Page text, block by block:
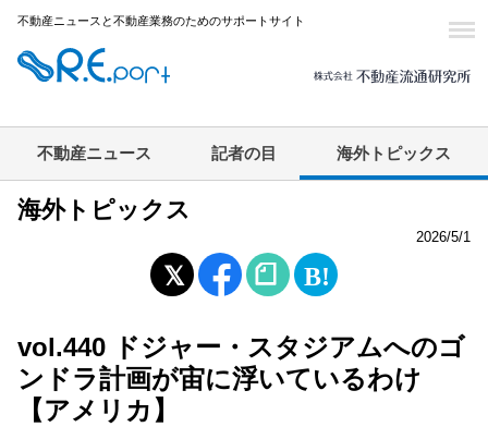
不動産ニュースと不動産業務のためのサポートサイト
不動産ニュース 記者の目 海外トピックス
海外トピックス
2026/5/1
vol.440 ドジャー・スタジアムへのゴ
ンドラ計画が宙に浮いているわけ
【アメリカ】